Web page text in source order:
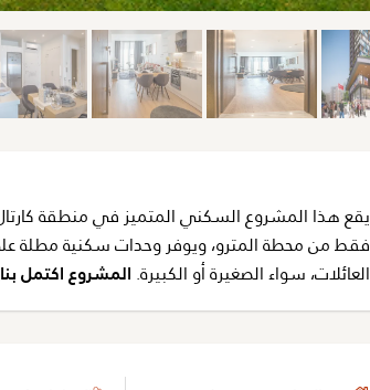
فقط من محطة المترو، ويوفر وحدات سكنية مطلة
العائلات، سواء الصغيرة أو الكبيرة. المشروع اكتمل